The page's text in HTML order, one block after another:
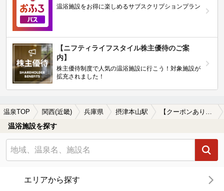
温浴施設をお得に楽しめるサブスクリプションプラン
【ニフティライフスタイル株主優待のご案
内】
株主優待制度で人気の温浴施設に行こう！対象施設が
拡充されました！
温泉TOP 関西(近畿) 兵庫県 摂津本山駅
温浴施設を探す
エリアから探す